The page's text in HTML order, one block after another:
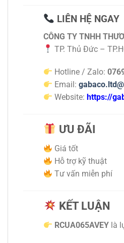
LIÊN HỆ NGAY
CÔNG TY TNHH
TP. Thủ Đức –
Hotline / Zalo:
Email:
Website: https://
ƯU ĐÃI
Giá tốt
Hỗ trợ kỹ thuật
Tư vấn miễn phí
KẾT LUẬN
RCUA065AVEY là